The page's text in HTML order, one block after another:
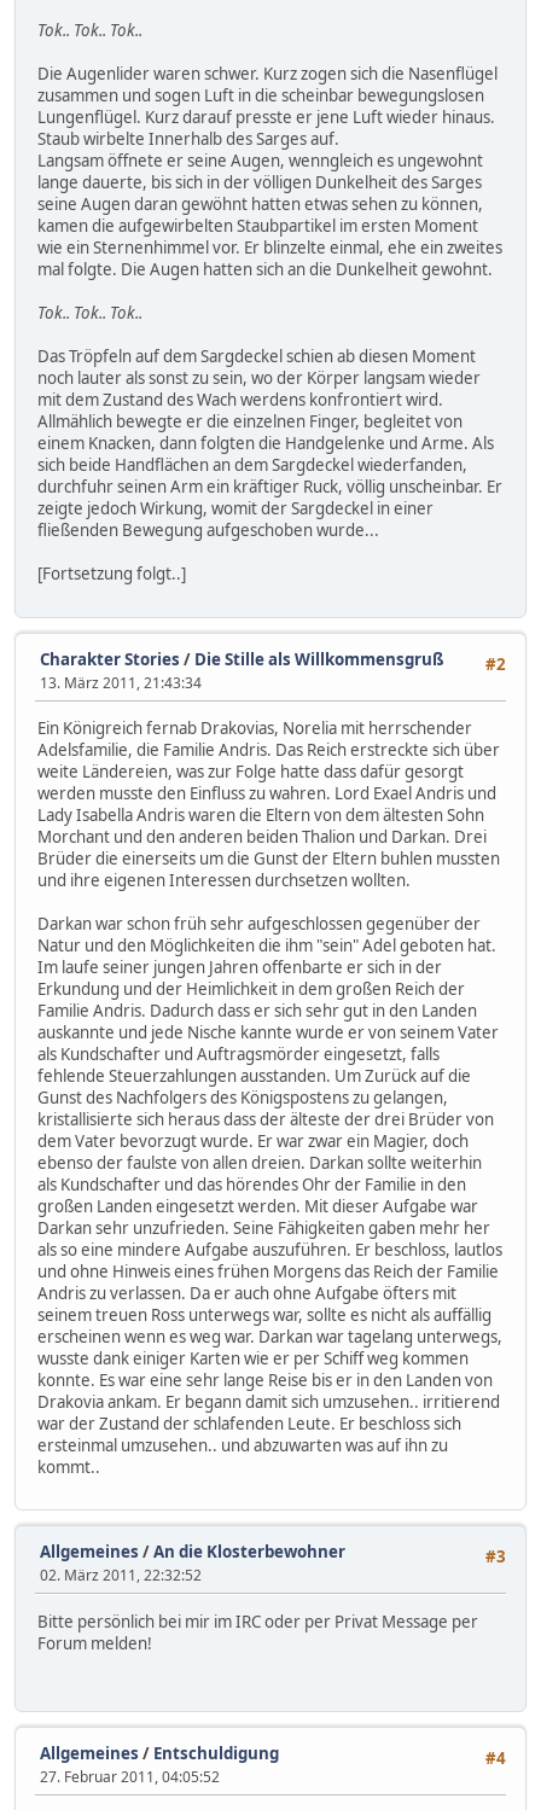
Tok.. Tok.. Tok..
Die Augenlider waren schwer. Kurz zogen sich die Nasenflügel
zusammen und sogen Luft in die scheinbar bewegungslosen
Lungenflügel. Kurz darauf presste er jene Luft wieder hinaus.
Staub wirbelte Innerhalb des Sarges auf.
Langsam öffnete er seine Augen, wenngleich es ungewohnt
lange dauerte, bis sich in der völligen Dunkelheit des Sarges
seine Augen daran gewöhnt hatten etwas sehen zu können,
kamen die aufgewirbelten Staubpartikel im ersten Moment
wie ein Sternenhimmel vor. Er blinzelte einmal, ehe ein zweites
mal folgte. Die Augen hatten sich an die Dunkelheit gewohnt.
Tok.. Tok.. Tok..
Das Tröpfeln auf dem Sargdeckel schien ab diesen Moment
noch lauter als sonst zu sein, wo der Körper langsam wieder
mit dem Zustand des Wach werdens konfrontiert wird.
Allmählich bewegte er die einzelnen Finger, begleitet von
einem Knacken, dann folgten die Handgelenke und Arme. Als
sich beide Handflächen an dem Sargdeckel wiederfanden,
durchfuhr seinen Arm ein kräftiger Ruck, völlig unscheinbar. Er
zeigte jedoch Wirkung, womit der Sargdeckel in einer
fließenden Bewegung aufgeschoben wurde...
[Fortsetzung folgt..]
#2
Charakter Stories / Die Stille als Willkommensgruß
13. März 2011, 21:43:34
Ein Königreich fernab Drakovias, Norelia mit herrschender
Adelsfamilie, die Familie Andris. Das Reich erstreckte sich über
weite Ländereien, was zur Folge hatte dass dafür gesorgt
werden musste den Einfluss zu wahren. Lord Exael Andris und
Lady Isabella Andris waren die Eltern von dem ältesten Sohn
Morchant und den anderen beiden Thalion und Darkan. Drei
Brüder die einerseits um die Gunst der Eltern buhlen mussten
und ihre eigenen Interessen durchsetzen wollten.
Darkan war schon früh sehr aufgeschlossen gegenüber der
Natur und den Möglichkeiten die ihm "sein" Adel geboten hat.
Im laufe seiner jungen Jahren offenbarte er sich in der
Erkundung und der Heimlichkeit in dem großen Reich der
Familie Andris. Dadurch dass er sich sehr gut in den Landen
auskannte und jede Nische kannte wurde er von seinem Vater
als Kundschafter und Auftragsmörder eingesetzt, falls
fehlende Steuerzahlungen ausstanden. Um Zurück auf die
Gunst des Nachfolgers des Königspostens zu gelangen,
kristallisierte sich heraus dass der älteste der drei Brüder von
dem Vater bevorzugt wurde. Er war zwar ein Magier, doch
ebenso der faulste von allen dreien. Darkan sollte weiterhin
als Kundschafter und das hörendes Ohr der Familie in den
großen Landen eingesetzt werden. Mit dieser Aufgabe war
Darkan sehr unzufrieden. Seine Fähigkeiten gaben mehr her
als so eine mindere Aufgabe auszuführen. Er beschloss, lautlos
und ohne Hinweis eines frühen Morgens das Reich der Familie
Andris zu verlassen. Da er auch ohne Aufgabe öfters mit
seinem treuen Ross unterwegs war, sollte es nicht als auffällig
erscheinen wenn es weg war. Darkan war tagelang unterwegs,
wusste dank einiger Karten wie er per Schiff weg kommen
konnte. Es war eine sehr lange Reise bis er in den Landen von
Drakovia ankam. Er begann damit sich umzusehen.. irritierend
war der Zustand der schlafenden Leute. Er beschloss sich
ersteinmal umzusehen.. und abzuwarten was auf ihn zu
kommt..
#3
Allgemeines /An die Klosterbewohner
02. März 2011, 22:32:52
Bitte persönlich bei mir im IRC oder per Privat Message per
Forum melden!
#4
Allgemeines / Entschuldigung
27. Februar 2011, 04:05:52